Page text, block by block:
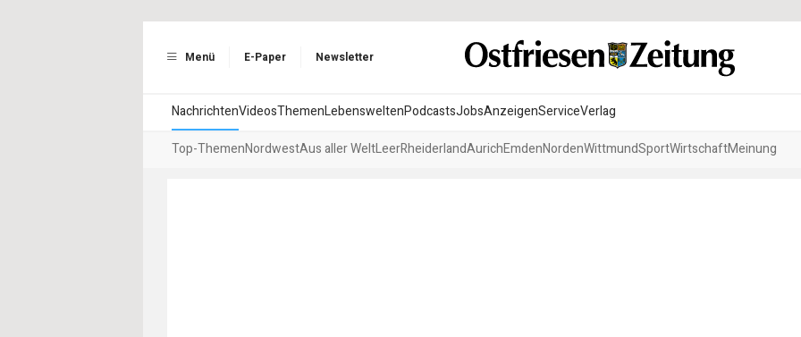
Menü E-Paper Newsletter
NachrichtenVideosThemenLebensweltenPodcastsJobsAnzeigenServiceVerlag
Top-ThemenNordwestAus aller WeltLeerRheiderlandAurichEmdenNordenWittmundSportWirtschaftMeinung